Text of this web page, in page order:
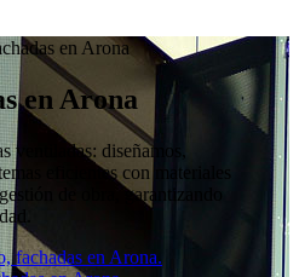
en Arona
en Arona
ventiladas: diseñamos,
eficientes con materiales
de obra, garantizando
fachadas en Arona.